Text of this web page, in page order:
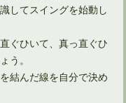
してスイングを始動し
ぐひいて、真っ直ぐひ
う。
結んだ線を自分で決め